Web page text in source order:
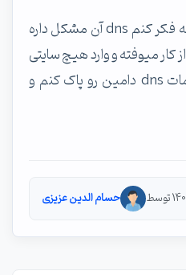
سلام .من یک دامین دارم که فکر کنم dns آن مشکل داره
چون چند ساعت در روز dns از کار میوفته و وارد هیچ سایتی
نمیشه .چطور میشه تنظیمات dns دامین رو پاک کنم و
حسام الدین عزیزی